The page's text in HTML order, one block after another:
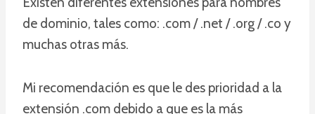
de dominio, tales como: .com / .net / .org / .co y
muchas otras más.
Mi recomendación es que le des prioridad a la
extensión .com debido a que es la más